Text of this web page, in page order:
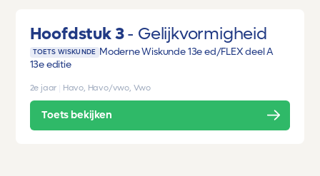
Hoofdstuk 3 Gelijkvormigheid
TOETS WISKUNDE Moderne Wiskunde 13e ed/FLEX deel A
13e editie
2e jaar Havo, Havo/vwo, Vwo
Toets bekijken